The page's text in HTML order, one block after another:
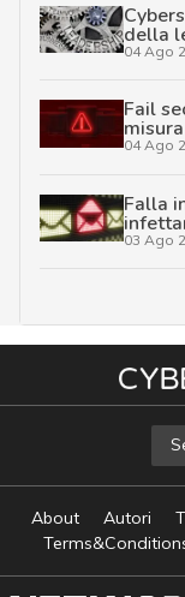
della
04 Ago
Fail
04 Ago
Falla
03 Ago
About Autori